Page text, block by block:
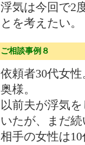
浮気は今回で2
とを考えたい。
ご相談事例８
依頼者30代女
奥様。
以前夫が浮気
いたが、まだ
相手の女性は10